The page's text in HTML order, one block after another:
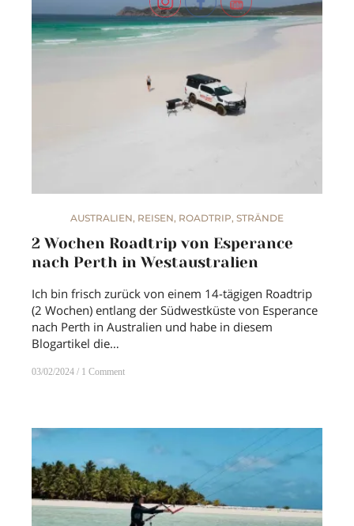
AUSTRALIEN, REISEN, ROADTRIP, STRÄNDE
2 Wochen Roadtrip von Esperance
nach Perth in Westaustralien
Ich bin frisch zurück von einem 14-tägigen Roadtrip
(2 Wochen) entlang der Südwestküste von Esperance
nach Perth in Australien und habe in diesem
Blogartikel die…
03/02/2024 1 Comment